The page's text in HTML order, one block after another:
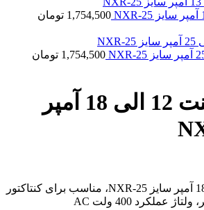
1,754,500 تومان
1,754,500 تومان
بی متال چینت 12 الی 18 آمپر
بی متال چینت 12 الی 18 آمپر سایز NXR-25، مناسب برای کنتاکتور